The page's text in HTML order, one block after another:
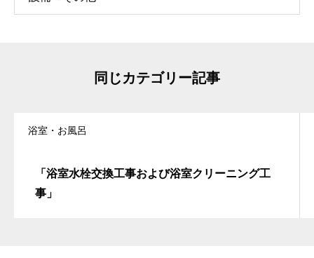
同じカテゴリー記事
浴室・お風呂
「浴室水栓交換工事および浴室クリーニング工
事」